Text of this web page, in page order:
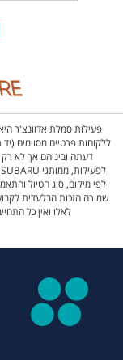
פעילות סמלת אדוונצ'ר
ללקוחות פרטיים מסוימים
דעתה וביניהם אך לא
לפי מיקום, סוג הטיול
שמורה הזכות הבלעדית לקבוע
לאלו ואין כל